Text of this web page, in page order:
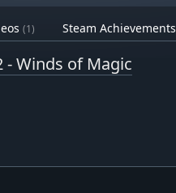
(1) Steam Achievements
Winds of Magic